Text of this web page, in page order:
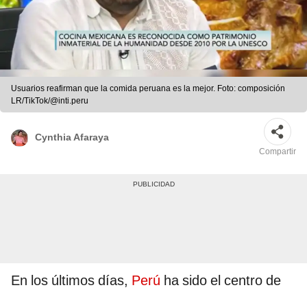
Usuarios reafirman que la comida peruana es la mejor. Foto: composición
LR/TikTok/@inti.peru
Cynthia Afaraya
Compartir
En los últimos días, Perú ha sido el centro de